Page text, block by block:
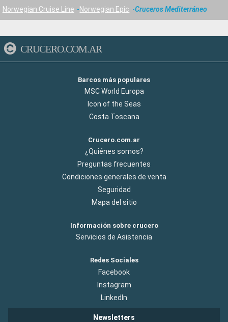
Norwegian Cruise Line
Norwegian Epic Cruceros Mediterráneo
CRUCERO.COM.AR
Barcos más populares
MSC World Europa
Icon of the Seas
Costa Toscana
Crucero.com.ar
¿Quiénes somos?
Preguntas frecuentes
Condiciones generales de venta
Seguridad
Mapa del sitio
Información sobre crucero
Servicios de Asistencia
Redes Sociales
Facebook
Instagram
LinkedIn
Newsletters